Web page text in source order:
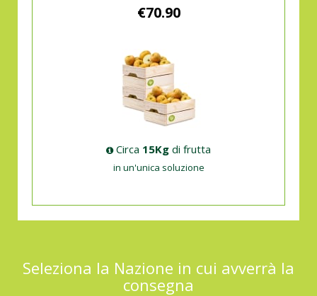
€70.90
Circa 15Kg di frutta
in un'unica soluzione
Seleziona la Nazione in cui avverrà la
consegna